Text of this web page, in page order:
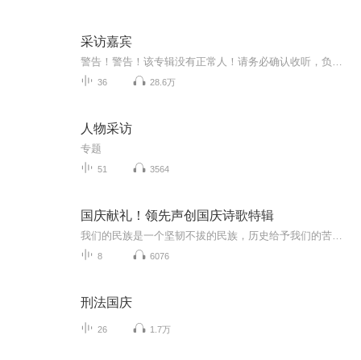
采访嘉宾
36 28.6万
人物采访
专题
51 3564
国庆献礼！领先声创国庆诗歌特辑
8 6076
刑法国庆
26 1.7万